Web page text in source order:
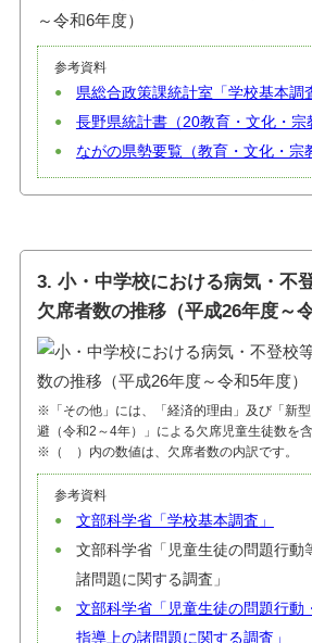
参考資料
県総合政策課統計室「学校基本調
長野県統計書（20教育・文化・宗
ながの県勢要覧（教育・文化・宗
3. 小・中学校における病気・不
欠席者数の推移（平成26年度～
※「その他」には、「経済的理由」及び「新
避（令和2～4年）」による欠席児童生徒数を含
※（ ）内の数値は、欠席者数の内訳です。
参考資料
文部科学省「学校基本調査」
文部科学省「児童生徒の問題行動
諸問題に関する調査」
文部科学省「児童生徒の問題行動
指導上の諸問題に関する調査」